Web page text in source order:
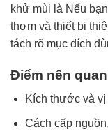
khử mùi là Nếu
thơm và thiết bị
tách rõ mục đích
Điểm nên
Kích thước và vị
Cách cấp